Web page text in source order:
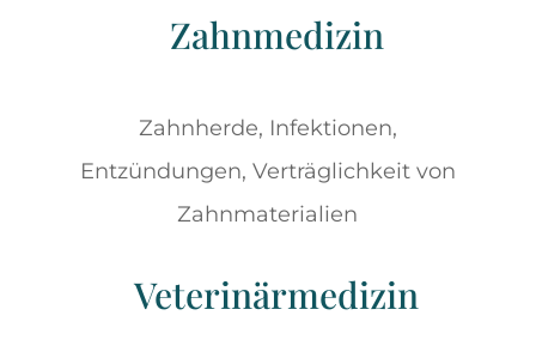
Zahnmedizin
Zahnherde, Infektionen,
Entzündungen, Verträglichkeit von
Zahnmaterialien
Veterinärmedizin